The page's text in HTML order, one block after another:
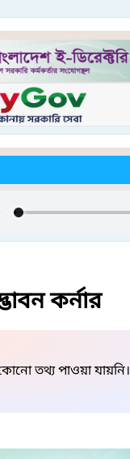
কর্নার
তথ্য পাওয়া যায়নি।